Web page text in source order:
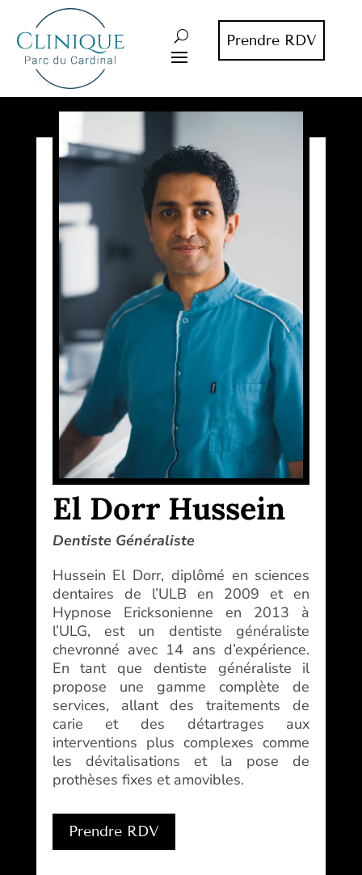
Prendre RDV
El Dorr Hussein
Dentiste Généraliste
Hussein El Dorr, diplômé en sciences
dentaires de l’ULB en 2009 et en
Hypnose Ericksonienne en 2013 à
l’ULG, est un dentiste généraliste
chevronné avec 14 ans d’expérience.
En tant que dentiste généraliste il
propose une gamme complète de
services, allant des traitements de
carie et des détartrages aux
interventions plus complexes comme
les dévitalisations et la pose de
prothèses fixes et amovibles.
Prendre RDV